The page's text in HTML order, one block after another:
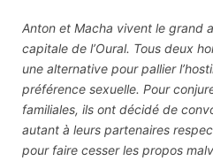
Anton et Macha vivent le grand
capitale de l’Oural. Tous deux
une alternative pour pallier
préférence sexuelle. Pour
familiales, ils ont décidé de
autant à leurs partenaires
pour faire cesser les propos